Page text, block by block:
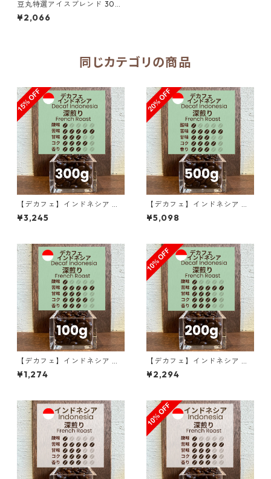
豆丸特選アイスブレンド 300
g（100g単価の15%OFF）
¥2,066
同じカテゴリの商品
【デカフェ】インドネシア マ
ンデリンG1 リントン ラトゥ 3
00g（100g単価の15％OFF）
¥3,245
【デカフェ】インドネシア マ
ンデリンG1 リントン ラトゥ 5
00g（100g単価の20％OF
¥5,098
【デカフェ】インドネシア マ
ンデリンG1 リントン ラトゥ 1
00g
¥1,274
【デカフェ】インドネシア マ
ンデリンG1 リントン ラトゥ 2
00g（100g単価の10％OF
¥2,294